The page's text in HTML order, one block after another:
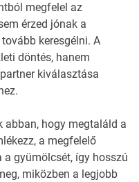
megfelel az
érzed jónak a
keresgélni. A
döntés, hanem
kiválasztása
abban, hogy megtaláld a
a megfelelő
gyümölcsét, így hosszú
miközben a legjobb